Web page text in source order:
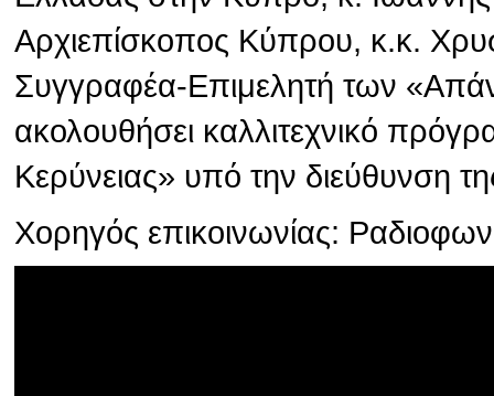
Αρχιεπίσκοπος Κύπρου, κ.κ.
Συγγραφέα-Επιμελητή των
ακολουθήσει καλλιτεχνικό
Κερύνειας» υπό την διεύθυνση
Χορηγός επικοινωνίας: